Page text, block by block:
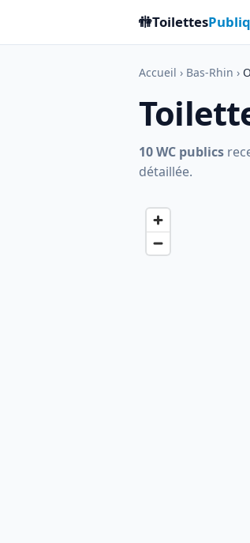
🚻Toilettes
Accueil › Bas-Rhin ›
10 WC publics
détaillée.